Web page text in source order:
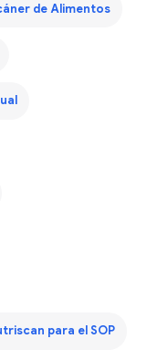
de Alimentos
para el SOP